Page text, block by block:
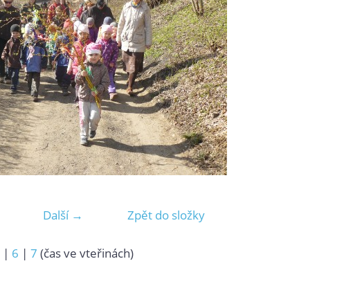
Další → Zpět do složky
| 6 | 7 (čas ve vteřinách)